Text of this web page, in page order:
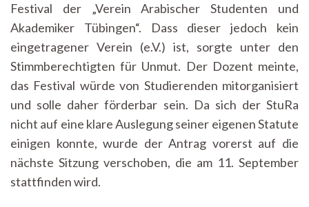
Festival der „Verein Arabischer Studenten und
Akademiker Tübingen“. Dass dieser jedoch kein
eingetragener Verein (e.V.) ist, sorgte unter den
Stimmberechtigten für Unmut. Der Dozent meinte,
das Festival würde von Studierenden mitorganisiert
und solle daher förderbar sein. Da sich der StuRa
nicht auf eine klare Auslegung seiner eigenen Statute
einigen konnte, wurde der Antrag vorerst auf die
nächste Sitzung verschoben, die am 11. September
stattfinden wird.